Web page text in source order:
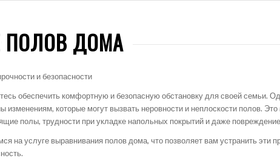
ПОЛОВ ДОМА
и безопасности
обеспечить комфортную и безопасную обстановку для своей семьи.
которые могут вызвать неровности и неплоскости полов. Это
полы, трудности при укладке напольных покрытий и даже
на услуге выравнивания полов дома, что позволяет вам устранить эти